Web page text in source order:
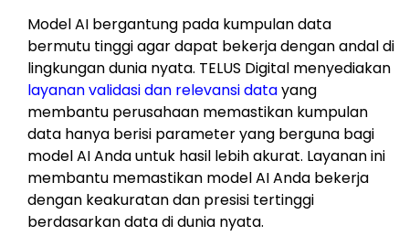
Model AI bergantung pada kumpulan data
bermutu tinggi agar dapat bekerja dengan andal di
lingkungan dunia nyata. TELUS Digital menyediakan
layanan validasi dan relevansi datayang
membantu perusahaan memastikan kumpulan
data hanya berisi parameter yang berguna bagi
model AI Anda untuk hasil lebih akurat. Layanan ini
membantu memastikan model AI Anda bekerja
dengan keakuratan dan presisi tertinggi
berdasarkan data di dunia nyata.